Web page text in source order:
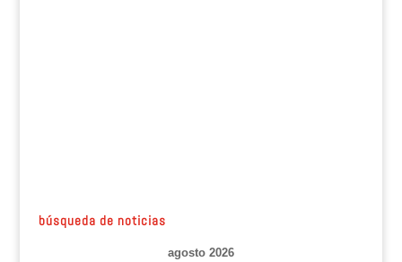
búsqueda de noticias
agosto 2026